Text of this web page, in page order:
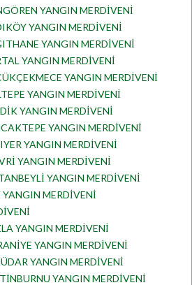
YANGIN MERDİVENİ
YANGIN MERDİVENİ
YANGIN MERDİVENİ
YANGIN MERDİVENİ
YANGIN MERDİVENİ
YANGIN MERDİVENİ
YANGIN MERDİVENİ
YANGIN MERDİVENİ
YANGIN MERDİVENİ
YANGIN MERDİVENİ
YANGIN MERDİVENİ
MERDİVENİ
YANGIN MERDİVENİ
YANGIN MERDİVENİ
YANGIN MERDİVENİ
YANGIN MERDİVENİ